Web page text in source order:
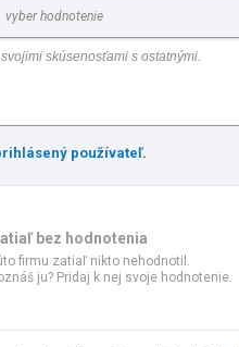
vyber hodnotenie
používateľ.
bez hodnotenia
firmu zatiaľ nikto nehodnotil.
ju? Pridaj k nej svoje hodnotenie.